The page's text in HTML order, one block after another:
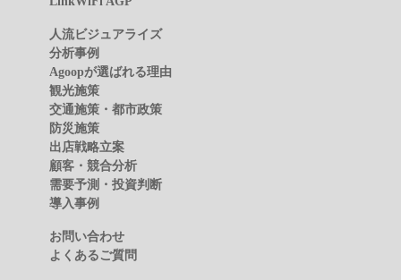
人流ビジュアライズ
分析事例
Agoopが選ばれる理由
観光施策
交通施策・都市政策
防災施策
出店戦略立案
顧客・競合分析
需要予測・投資判断
導入事例
お問い合わせ
よくあるご質問